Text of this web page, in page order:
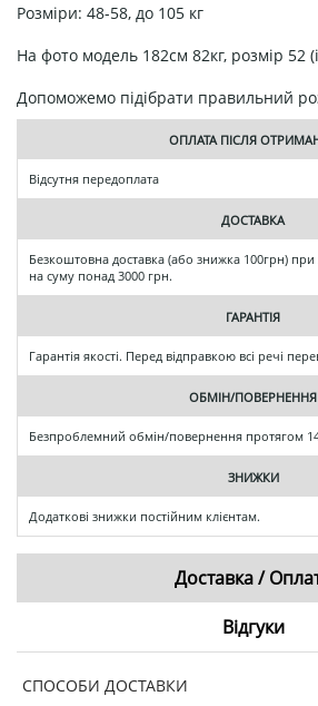
Розміри: 48-58, до 105 кг
На фото модель 182см 82кг, розмір 52
Допоможемо підібрати правильний
ОПЛАТА ПІСЛЯ
Відсутня передоплата
ДОСТАВКА
Безкоштовна доставка (або знижка 100грн) при
на суму понад 3000 грн.
ГАРАНТІЯ
Гарантія якості. Перед відправкою всі речі
ОБМІН/ПОВЕРНЕННЯ
Безпроблемний обмін/повернення протягом 14
ЗНИЖКИ
Додаткові знижки постійним клієнтам.
Доставка /
Відгуки
СПОСОБИ ДОСТАВКИ